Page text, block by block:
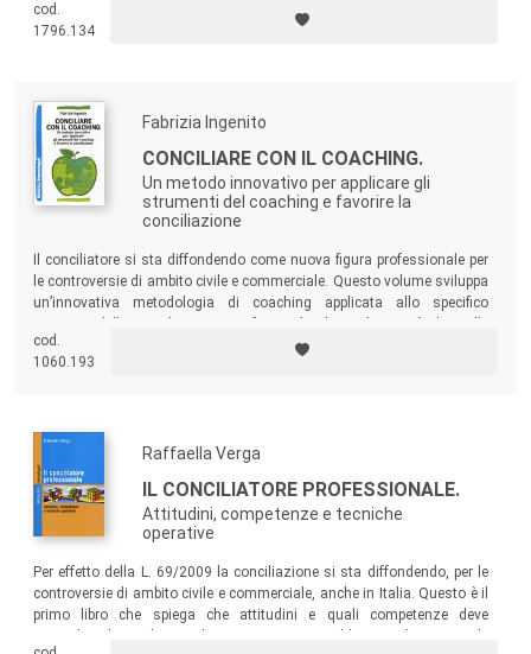
cimentarsi con la costruzione dei contenuti del Web da neofita e
apprendista.
cod.
1796.134
Fabrizia Ingenito
CONCILIARE CON IL COACHING.
Un metodo innovativo per applicare gli
strumenti del coaching e favorire la
conciliazione
Il conciliatore si sta diffondendo come nuova figura professionale per
le controversie di ambito civile e commerciale. Questo volume sviluppa
un’innovativa metodologia di coaching applicata allo specifico
attività di mediazione è un atout importante per tutti coloro che
lavorano in questo ambito, e questa guida fornisce tutte le premesse e
cod.
1060.193
Raffaella Verga
IL CONCILIATORE PROFESSIONALE.
Attitudini, competenze e tecniche
operative
Per effetto della L. 69/2009 la conciliazione si sta diffondendo, per le
controversie di ambito civile e commerciale, anche in Italia. Questo è il
primo libro che spiega che attitudini e quali competenze deve